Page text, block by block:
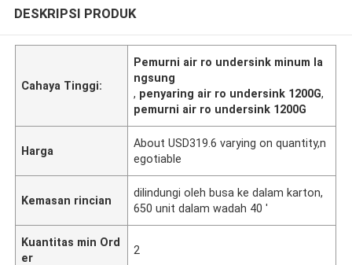
DESKRIPSI PRODUK
Cahaya Tinggi:
Pemurni air ro undersink minum la
ngsung
, penyaring air ro undersink 1200G,
pemurni air ro undersink 1200G
Harga
About USD319.6 varying on quantity,n
egotiable
Kemasan rincian
dilindungi oleh busa ke dalam karton,
650 unit dalam wadah 40 '
Kuantitas min Ord
er
2